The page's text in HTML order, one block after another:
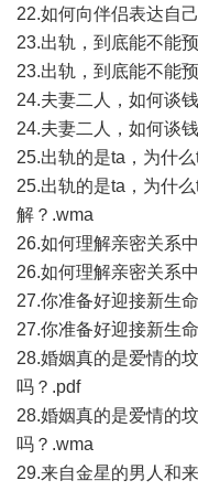
22.如何向伴侣表达自
23.出轨，到底能不能
23.出轨，到底能不能
24.夫妻二人，如何谈
24.夫妻二人，如何谈
25.出轨的是ta，为什
25.出轨的是ta，为什
解？.wma
26.如何理解亲密关系中
26.如何理解亲密关系
27.你准备好迎接新生
27.你准备好迎接新生
28.婚姻真的是爱情的
吗？.pdf
28.婚姻真的是爱情的
吗？.wma
29.来自金星的男人和